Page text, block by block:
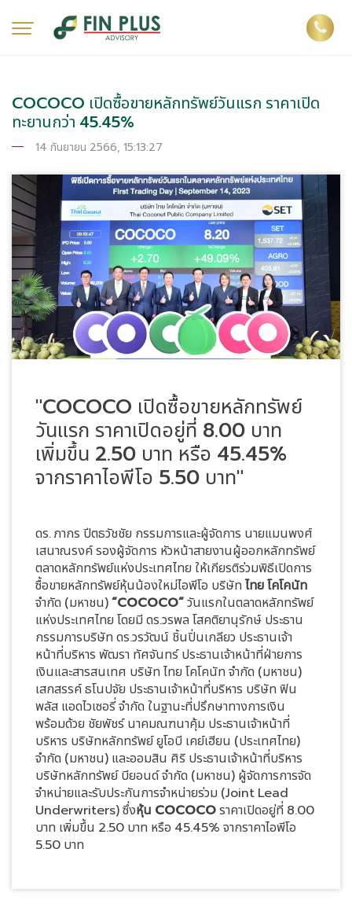
COCOCO เปิดซื้อขายหลักทรัพย์วันแรก ราคาเปิด
ทะยานกว่า 45.45%
14 กันยายน 2566, 15:13:27
"COCOCO เปิดซื้อขายหลักทรัพย์
วันแรก ราคาเปิดอยู่ที่ 8.00 บาท
เพิ่มขึ้น 2.50 บาท หรือ 45.45%
จากราคาไอพีโอ 5.50 บาท"
ดร. ภากร ปีตธวัชชัย กรรมการและผู้จัดการ นายแมนพงศ์
เสนาณรงค์ รองผู้จัดการ หัวหน้าสายงานผู้ออกหลักทรัพย์
ตลาดหลักทรัพย์แห่งประเทศไทย ให้เกียรติร่วมพิธีเปิดการ
ซื้อขายหลักทรัพย์หุ้นน้องใหม่ไอพีโอ บริษัทไทย โคโคนัท
จำกัด (มหาชน)“COCOCO”วันแรกในตลาดหลักทรัพย์
แห่งประเทศไทย โดยมี ดร.วรพล โสคติยานุรักษ์ ประธาน
กรรมการบริษัท ดร.วรวัฒน์ ชิ้นปิ่นเกลียว ประธานเจ้า
หน้าที่บริหาร พัฒรา ทัศจันทร์ ประธานเจ้าหน้าที่ฝ่ายการ
เงินและสารสนเทศ บริษัท ไทย โคโคนัท จำกัด (มหาชน)
เสกสรรค์ ธโนปจัย ประธานเจ้าหน้าที่บริหาร บริษัท ฟิน
พลัส แอดไวเซอรี่ จำกัด ในฐานะที่ปรึกษาทางการเงิน
พร้อมด้วย ชัยพัชร์ นาคมณฑนาคุ้ม ประธานเจ้าหน้าที่
บริหาร บริษัทหลักทรัพย์ ยูโอบี เคย์เฮียน (ประเทศไทย)
จำกัด (มหาชน) และออมสิน ศิริ ประธานเจ้าหน้าที่บริหาร
บริษัทหลักทรัพย์ บียอนด์ จำกัด (มหาชน) ผู้จัดการการจัด
จำหน่ายและรับประกันการจำหน่ายร่วม (Joint Lead
Underwriters) ซึ่งหุ้น COCOCOราคาเปิดอยู่ที่ 8.00
บาท เพิ่มขึ้น 2.50 บาท หรือ 45.45% จากราคาไอพีโอ
5.50 บาท